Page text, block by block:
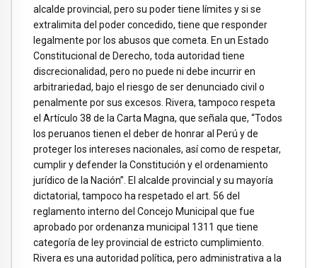
alcalde provincial, pero su poder tiene límites y si se
extralimita del poder concedido, tiene que responder
legalmente por los abusos que cometa. En un Estado
Constitucional de Derecho, toda autoridad tiene
discrecionalidad, pero no puede ni debe incurrir en
arbitrariedad, bajo el riesgo de ser denunciado civil o
penalmente por sus excesos. Rivera, tampoco respeta
el Artículo 38 de la Carta Magna, que señala que, “Todos
los peruanos tienen el deber de honrar al Perú y de
proteger los intereses nacionales, así como de respetar,
cumplir y defender la Constitución y el ordenamiento
jurídico de la Nación”. El alcalde provincial y su mayoría
dictatorial, tampoco ha respetado el art. 56 del
reglamento interno del Concejo Municipal que fue
aprobado por ordenanza municipal 1311 que tiene
categoría de ley provincial de estricto cumplimiento.
Rivera es una autoridad política, pero administrativa a la